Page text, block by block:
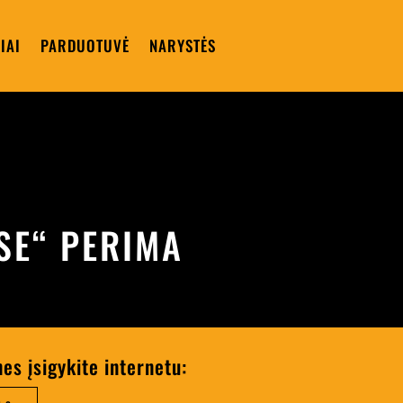
PARDUOTUVĖ NARYSTĖS
PERIMA
įsigykite internetu: